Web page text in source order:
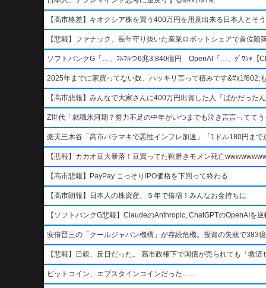
【高市格差】キオクシア株を買う400万円を用意出来る日本人とそ
【悲報】ファナック、長年守り抜いた産業ロボットシェアで首位
ソフトバンクG「…」ﾌﾙﾌﾙつ6兆3,840億円 OpenAI「…」ｸﾞﾜｼｬ【
2025年までに家買ってない奴、ハッキリ言って積みです
【高市悲報】みんなで大家さんに400万円出資した人「ばかだった
Z世代「就職氷河期？努力不足の中年がいつまでも泣き言言ってて
楽天三木谷「高市バラマキで悪性インフレ加速」「1ドル180円ま
【悲報】カカオ豆大暴落！豆買ってた靴磨きモメン死亡
【高市悲報】PayPay こっそりIPO価格を下回って終わる
【高市朗報】日本人の株資産、５年で倍増！みんなお金持ちに
【ソフトバンクG悲報】ClaudeのAnthropic, ChatGPTのOpenAI
安倍晋三の「クールジャパン機構」が存続危機。投資の失敗で383
【悲報】日銀、反日だった。 高市政権下で国債が売られても「救済
ビットコイン、エプスタインコインだった……